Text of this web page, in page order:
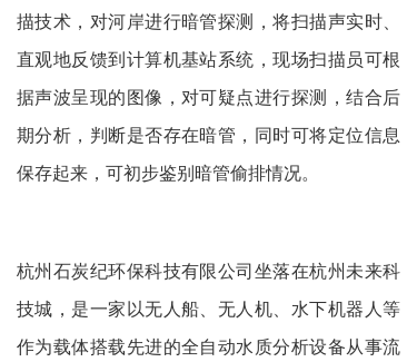
描技术，对河岸进行暗管探测，将扫描声实时、
直观地反馈到计算机基站系统，现场扫描员可根
据声波呈现的图像，对可疑点进行探测，结合后
期分析，判断是否存在暗管，同时可将定位信息
保存起来，可初步鉴别暗管偷排情况。
杭州石炭纪环保科技有限公司坐落在杭州未来科
技城，是一家以无人船、无人机、水下机器人等
作为载体搭载先进的全自动水质分析设备从事流